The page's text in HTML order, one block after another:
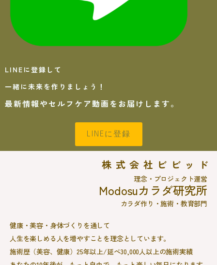
LINEに登録して
一緒に未来を作りましょう！
最新情報やセルフケア動画をお届けします。
LINEに登録
株式会社ビビッド
理念・プロジェクト運営
Modosuカラダ研究所
カラダ作り・施術・教育部門
健康・美容・身体づくりを通して
人生を楽しめる人を増やすことを理念としています。
施術歴（美容、健康）25年以上/延べ30,000人以上の施術実績